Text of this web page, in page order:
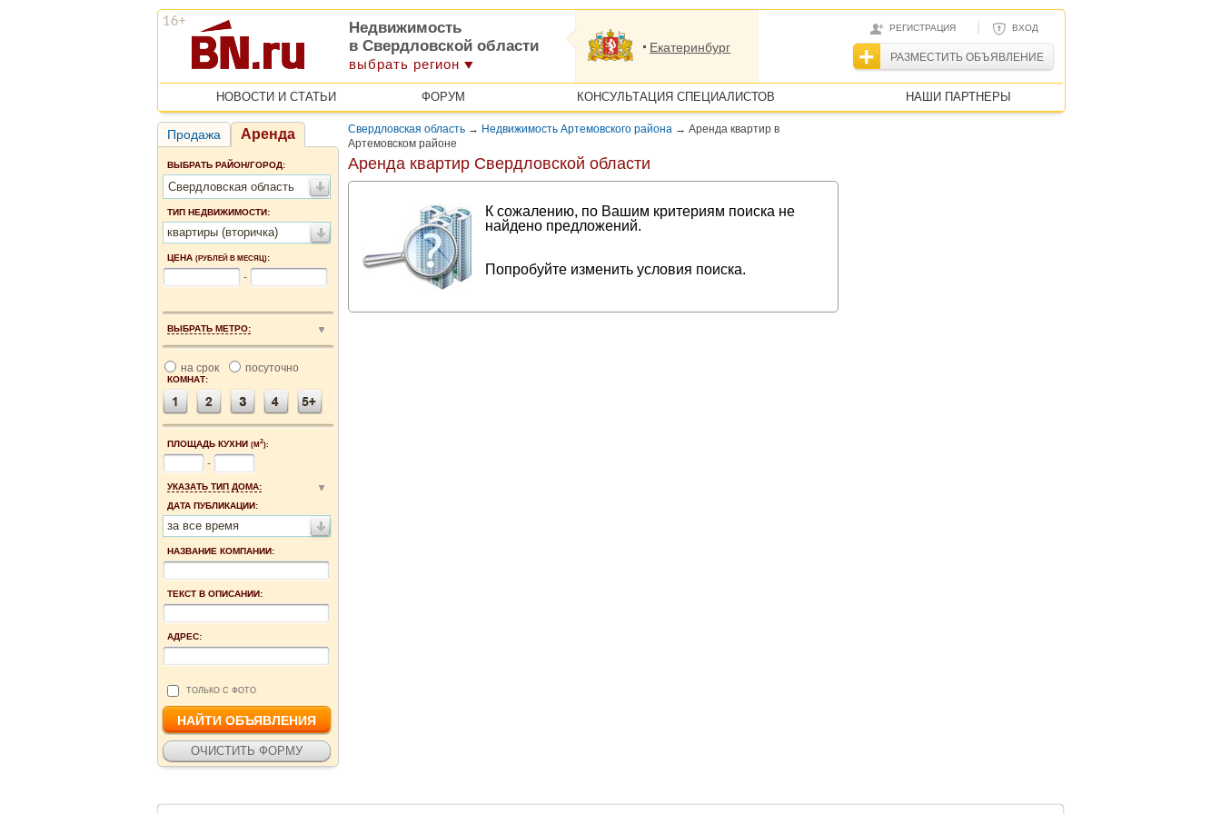
РЕГИСТРАЦИЯ | ВХОД
РАЗМЕСТИТЬ ОБЪЯВЛЕНИЕ
Недвижимость
в Свердловской области
выбрать регион
Екатеринбург
НОВОСТИ И СТАТЬИ ФОРУМ КОНСУЛЬТАЦИЯ СПЕЦИАЛИСТОВ НАШИ ПАРТНЕРЫ
Продажа Аренда
ВЫБРАТЬ РАЙОН/ГОРОД:
Свердловская область
ТИП НЕДВИЖИМОСТИ:
квартиры (вторичка)
ЦЕНА (РУБЛЕЙ В МЕСЯЦ):
-
ВЫБРАТЬ МЕТРО:
на срок посуточно
КОМНАТ:
ПЛОЩАДЬ КУХНИ (М2):
-
УКАЗАТЬ ТИП ДОМА:
ДАТА ПУБЛИКАЦИИ:
за все время
НАЗВАНИЕ КОМПАНИИ:
ТЕКСТ В ОПИСАНИИ:
АДРЕС:
ТОЛЬКО С ФОТО
Свердловская область → Недвижимость Артемовского района → Аренда квартир в
Артемовском районе
Аренда квартир Свердловской области
К сожалению, по Вашим критериям поиска не
найдено предложений.
Попробуйте изменить условия поиска.